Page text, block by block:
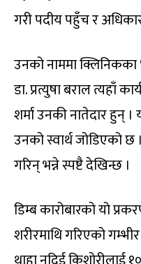
गरी पदीय पहुँच र
उनको नाममा
डा. प्रत्युषा बराल त्यहाँ
शर्मा उनकी नातेदार हुन् ।
उनको स्वार्थ जोडिएको
गरिन् भन्ने स्पष्टै देखिन्छ ।
डिम्ब कारोबारको यो
शरीरमाथि गरिएको